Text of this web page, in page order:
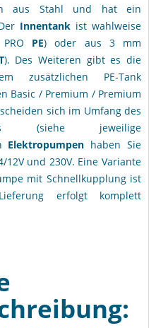
aus Stahl und hat ein
Innentank ist wahlweise
PE) oder aus 3 mm
). Des Weiteren gibt es die
zusätzlichen PE-Tank
Basic / Premium / Premium
sich im Umfang des
(siehe jeweilige
Elektropumpen haben Sie
und 230V. Eine Variante
mit Schnellkupplung ist
erfolgt komplett